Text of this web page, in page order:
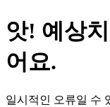
앗! 예상
어요.
일시적인 오류일 수